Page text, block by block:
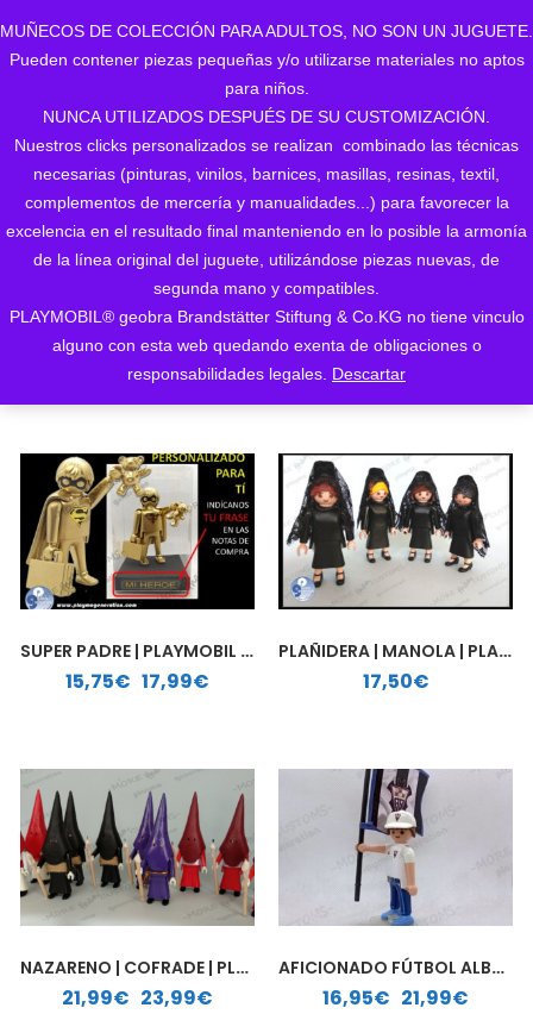
MUÑECOS DE COLECCIÓN PARA ADULTOS, NO SON UN JUGUETE.
Pueden contener piezas pequeñas y/o utilizarse materiales no aptos
para niños.
NUNCA UTILIZADOS DESPUÉS DE SU CUSTOMIZACIÓN.
Nuestros clicks personalizados se realizan combinado las técnicas
necesarias (pinturas, vinilos, barnices, masillas, resinas, textil,
complementos de mercería y manualidades...) para favorecer la
excelencia en el resultado final manteniendo en lo posible la armonía
de la línea original del juguete, utilizándose piezas nuevas, de
segunda mano y compatibles.
PLAYMOBIL® geobra Brandstätter Stiftung & Co.KG no tiene vinculo
alguno con esta web quedando exenta de obligaciones o
responsabilidades legales. Descartar
Mostrando 1–24 de 165 resultados
los
ORDENAR POR LOS
ÚLTIMOS
SUPER PADRE | PLAYMOBIL PERSONALIZADO
15,75€ 17,99€
Rango de precios: desde 15,75€ hasta 17,99€
PLAÑIDERA | MANOLA | PLAYMOBIL PERSONALIZADO
17,50€
NAZARENO | COFRADE | PLAYMOBIL PERSONALIZADO
21,99€ 23,99€
Rango de precios: desde 21,99€ hasta 23,99€
AFICIONADO FÚTBOL ALBACETE BALOMPIÉ| PLAYMOBIL PERSONALIZADO
16,95€ 21,99€
Rango de precios: desde 16,95€ hasta 21,99€